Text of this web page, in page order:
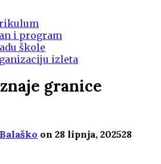
i program
škole
izleta
granice
on 28 lipnja, 202528